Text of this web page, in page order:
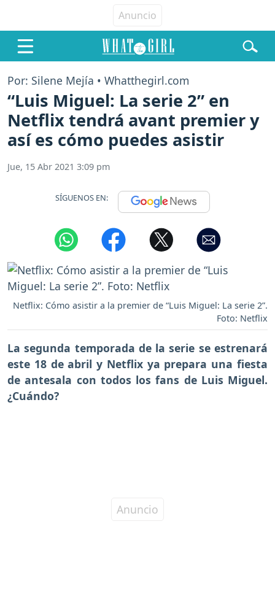
Por: Silene Mejía • Whatthegirl.com
“Luis Miguel: La serie 2” en
Netflix tendrá avant premier y
así es cómo puedes asistir
Jue, 15 Abr 2021 3:09 pm
SÍGUENOS EN:
Netflix: Cómo asistir a la premier de “Luis Miguel: La serie 2”.
Foto: Netflix
La segunda temporada de la serie se estrenará
este 18 de abril y Netflix ya prepara una fiesta
de antesala con todos los fans de Luis Miguel.
¿Cuándo?